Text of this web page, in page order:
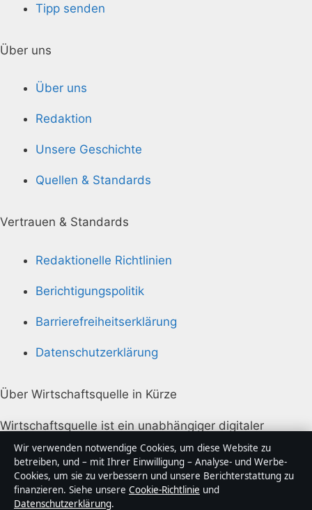
Tipp senden
Über uns
Über uns
Redaktion
Unsere Geschichte
Quellen & Standards
Vertrauen & Standards
Redaktionelle Richtlinien
Berichtigungspolitik
Barrierefreiheitserklärung
Datenschutzerklärung
Über Wirtschaftsquelle in Kürze
Wirtschaftsquelle ist ein unabhängiger digitaler
Nachrichtenanbieter mit Fokus auf Politik, Wirtschaft,
Technik und Gesellschaft in Deutschland. Jeder Artikel
trägt eine Byline, wird von einem Redakteur geprüft
und vor der Veröffentlichung faktengecheckt.
Wir verwenden notwendige Cookies, um diese Website zu
betreiben, und – mit Ihrer Einwilligung – Analyse- und Werbe-
Cookies, um sie zu verbessern und unsere Berichterstattung zu
finanzieren. Siehe unsere Cookie-Richtlinie und
Datenschutzerklärung.